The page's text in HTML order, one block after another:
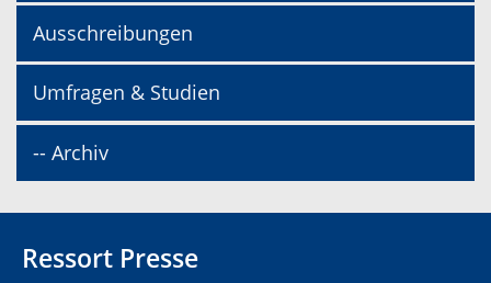
Ausschreibungen
Umfragen & Studien
-- Archiv
Ressort Presse